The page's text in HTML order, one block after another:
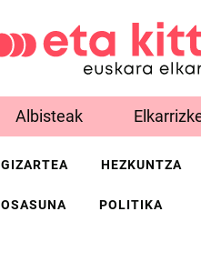
Albisteak
GIZARTEA HEZKUNTZA
OSASUNA POLITIKA